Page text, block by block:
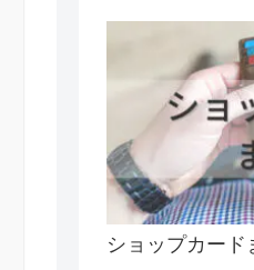
ショップカード